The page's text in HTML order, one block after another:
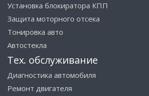
Установка блокиратора КПП
Защита моторного отсека
Тонировка авто
Автостекла
Тех. обслуживание
Диагностика автомобиля
Ремонт двигателя